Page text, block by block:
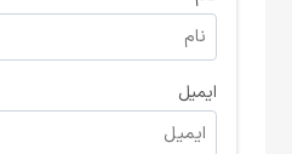
ایمیل